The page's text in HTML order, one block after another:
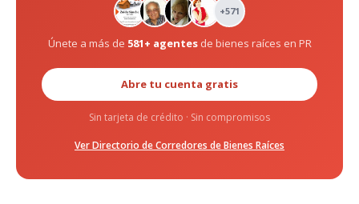
+571
Únete a más de 581+ agentesde bienes raíces en PR
Abre tu cuenta gratis
Sin tarjeta de crédito · Sin compromisos
Ver Directorio de Corredores de Bienes Raíces